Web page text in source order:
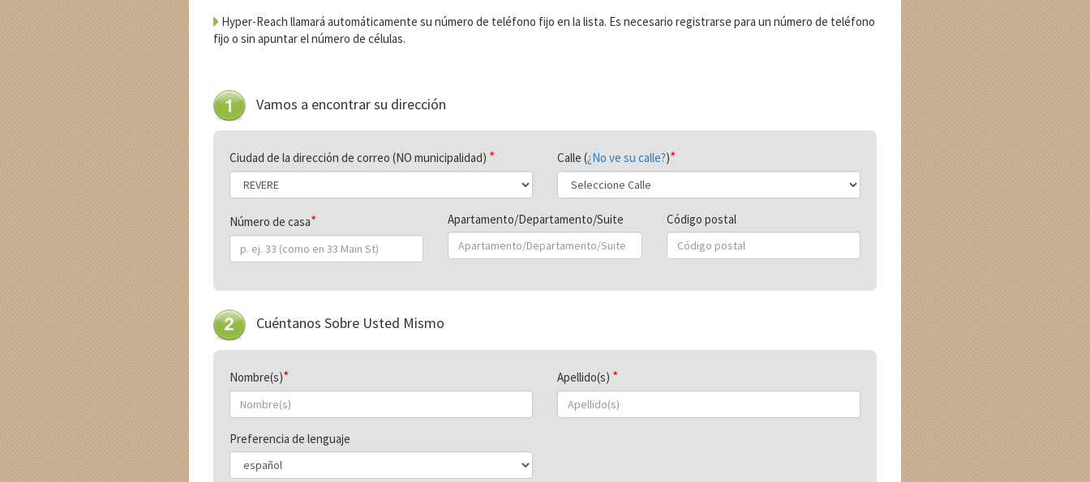
Hyper-Reach llamará automáticamente su número de teléfono fijo en la lista. Es necesario registrarse para un número de teléfono
fijo o sin apuntar el número de células.
Vamos a encontrar su dirección
Ciudad de la dirección de correo (NO municipalidad) Calle (¿No ve su calle?)
Número de casa Apartamento/Departamento/Suite Código postal
Cuéntanos Sobre Usted Mismo
Nombre(s) Apellido(s)
Preferencia de lenguaje